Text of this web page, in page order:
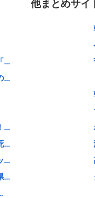
他まとめサイ
...
...
...
...
...
...